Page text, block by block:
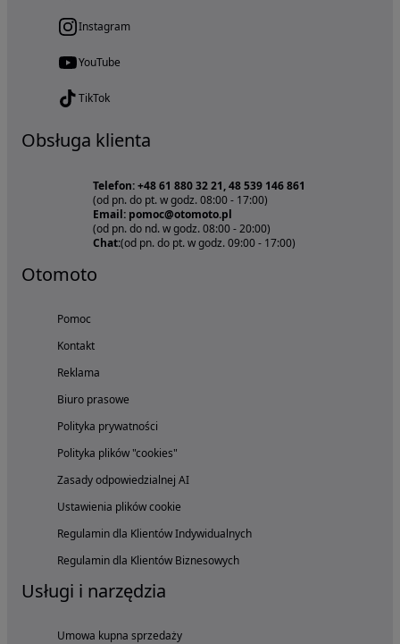
Instagram
YouTube
TikTok
Obsługa klienta
Telefon: +48 61 880 32 21, 48 539 146 861
(od pn. do pt. w godz. 08:00 - 17:00)
Email: pomoc@otomoto.pl
(od pn. do nd. w godz. 08:00 - 20:00)
Chat:(od pn. do pt. w godz. 09:00 - 17:00)
Otomoto
Pomoc
Kontakt
Reklama
Biuro prasowe
Polityka prywatności
Polityka plików "cookies"
Zasady odpowiedzialnej AI
Ustawienia plików cookie
Regulamin dla Klientów Indywidualnych
Regulamin dla Klientów Biznesowych
Usługi i narzędzia
Umowa kupna sprzedaży